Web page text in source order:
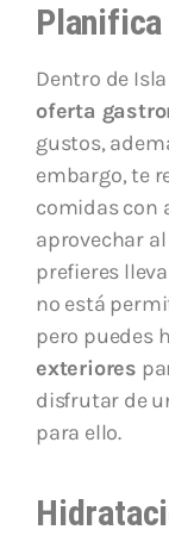
Dentro de
oferta
gustos,
embargo, te
comidas con
aprovechar
prefieres
no está
pero puedes
exteriores
disfrutar de
para ello.